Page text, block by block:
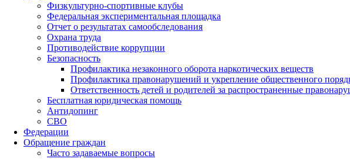
Физкультурно-спортивные клубы
Федеральная экспериментальная площадка
Отчет о результатах самообследования
Охрана труда
Противодействие коррупции
Безопасность
Профилактика незаконного оборота наркотических веществ
Профилактика правонарушений и укрепление общественного
Ответственность детей и родителей за распространенные
Бесплатная юридическая помощь
Антидопинг
СВО
Федерации
Обращение граждан
Часто задаваемые вопросы